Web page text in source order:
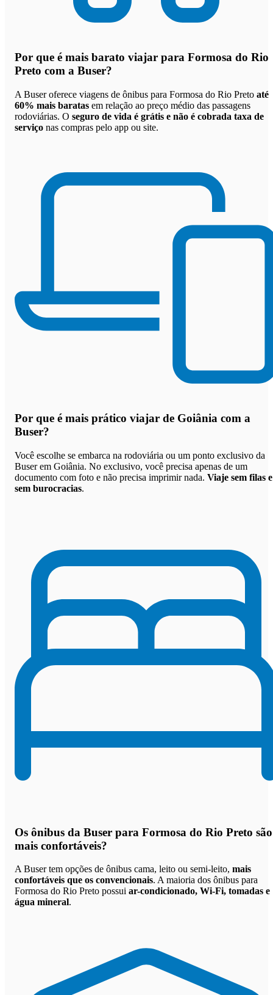
Por que é mais barato viajar para Formosa do Rio
Preto com a Buser?
A Buser oferece viagens de ônibus para Formosa do Rio Preto até
60% mais baratas em relação ao preço médio das passagens
rodoviárias. O seguro de vida é grátis e não é cobrada taxa de
serviço nas compras pelo app ou site.
Por que é mais prático viajar de Goiânia com a
Buser?
Você escolhe se embarca na rodoviária ou um ponto exclusivo da
Buser em Goiânia. No exclusivo, você precisa apenas de um
documento com foto e não precisa imprimir nada. Viaje sem filas e
sem burocracias.
Os ônibus da Buser para Formosa do Rio Preto são
mais confortáveis?
A Buser tem opções de ônibus cama, leito ou semi-leito, mais
confortáveis que os convencionais. A maioria dos ônibus para
Formosa do Rio Preto possui ar-condicionado, Wi-Fi, tomadas e
água mineral.